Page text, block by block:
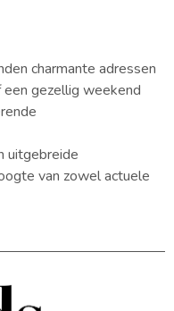
charmante adressen
gezellig weekend
uitgebreide
van zowel actuele